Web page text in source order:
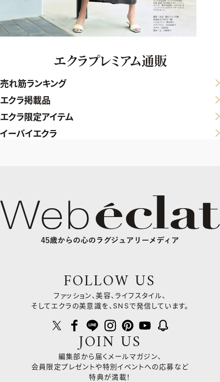
エクラプレミアム通販
売れ筋ランキング
エクラ掲載品
エクラ限定アイテム
イーバイエクラ
FOLLOW US
ファッション、美容、ライフスタイル、
そしてエクラの美意識を、SNSで発信しています。
JOIN US
編集部から届くメールマガジン、
会員限定プレゼントや特別イベントへの応募など
特典が満載！